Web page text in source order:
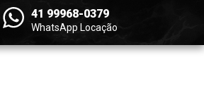
41 99968-0379
WhatsApp Locação